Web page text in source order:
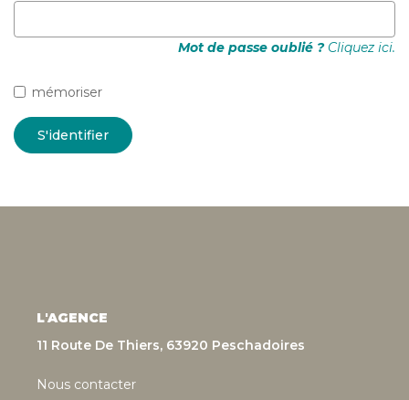
Mot de passe oublié ?Cliquez ici.
mémoriser
S'identifier
L'AGENCE
11 Route De Thiers, 63920 Peschadoires
Nous contacter